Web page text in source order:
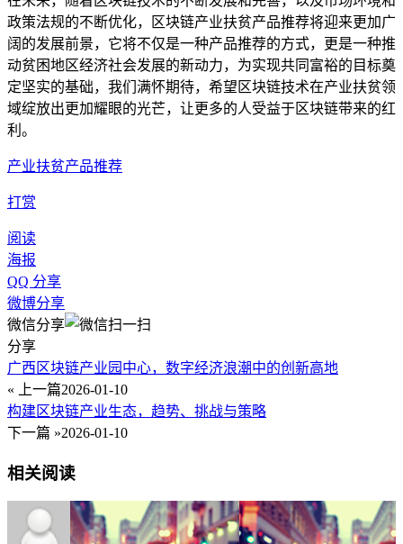
政策法规的不断优化，区块链产业扶贫产品推荐将迎来更加广
阔的发展前景，它将不仅是一种产品推荐的方式，更是一种推
动贫困地区经济社会发展的新动力，为实现共同富裕的目标奠
定坚实的基础，我们满怀期待，希望区块链技术在产业扶贫领
域绽放出更加耀眼的光芒，让更多的人受益于区块链带来的红
利。
产业扶贫产品推荐
打赏
阅读
海报
QQ 分享
微博分享
微信分享
分享
广西区块链产业园中心，数字经济浪潮中的创新高地
« 上一篇2026-01-10
构建区块链产业生态，趋势、挑战与策略
下一篇 »2026-01-10
相关阅读